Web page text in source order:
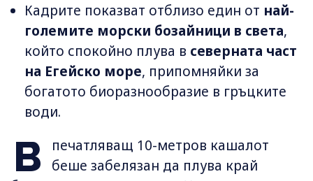
Кадрите показват отблизо един от най-
големите морски бозайници в света,
който спокойно плува в северната част
на Егейско море, припомняйки за
богатото биоразнообразие в гръцките
води.
В
печатляващ 10-метров кашалот
беше забелязан да плува край